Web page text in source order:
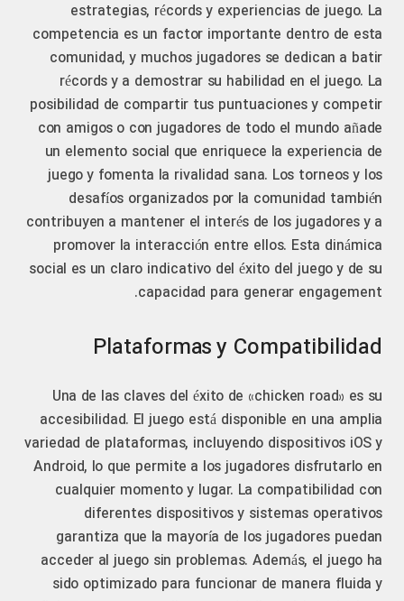
estrategias, récords y experiencias de juego. La
competencia es un factor importante dentro de esta
comunidad, y muchos jugadores se dedican a batir
récords y a demostrar su habilidad en el juego. La
posibilidad de compartir tus puntuaciones y competir
con amigos o con jugadores de todo el mundo añade
un elemento social que enriquece la experiencia de
juego y fomenta la rivalidad sana. Los torneos y los
desafíos organizados por la comunidad también
contribuyen a mantener el interés de los jugadores y a
promover la interacción entre ellos. Esta dinámica
social es un claro indicativo del éxito del juego y de su
capacidad para generar engagement.
Plataformas y Compatibilidad
Una de las claves del éxito de «chicken road» es su
accesibilidad. El juego está disponible en una amplia
variedad de plataformas, incluyendo dispositivos iOS y
Android, lo que permite a los jugadores disfrutarlo en
cualquier momento y lugar. La compatibilidad con
diferentes dispositivos y sistemas operativos
garantiza que la mayoría de los jugadores puedan
acceder al juego sin problemas. Además, el juego ha
sido optimizado para funcionar de manera fluida y